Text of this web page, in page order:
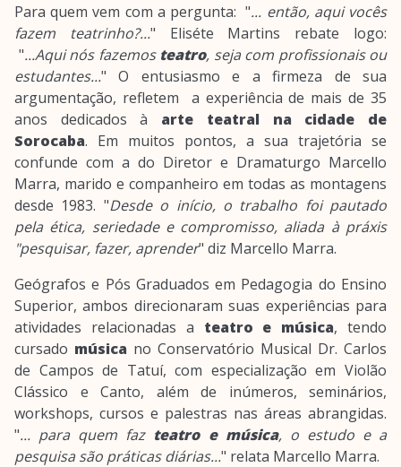
Para quem vem com a pergunta: "... então, aqui vocês
fazem teatrinho?..." Eliséte Martins rebate logo:
"...Aqui nós fazemos teatro, seja com profissionais ou
estudantes..." O entusiasmo e a firmeza de sua
argumentação, refletem a experiência de mais de 35
anos dedicados à arte teatral na cidade de
Sorocaba. Em muitos pontos, a sua trajetória se
confunde com a do Diretor e Dramaturgo Marcello
Marra, marido e companheiro em todas as montagens
desde 1983. "Desde o início, o trabalho foi pautado
pela ética, seriedade e compromisso, aliada à práxis
"pesquisar, fazer, aprender" diz Marcello Marra.
Geógrafos e Pós Graduados em Pedagogia do Ensino
Superior, ambos direcionaram suas experiências para
atividades relacionadas a teatro e música, tendo
cursado música no Conservatório Musical Dr. Carlos
de Campos de Tatuí, com especialização em Violão
Clássico e Canto, além de inúmeros, seminários,
workshops, cursos e palestras nas áreas abrangidas.
"... para quem faz teatro e música, o estudo e a
pesquisa são práticas diárias..." relata Marcello Marra.